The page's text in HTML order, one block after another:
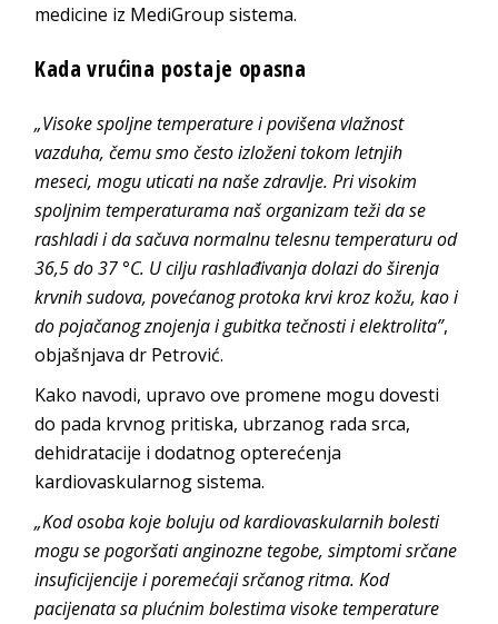
medicine iz MediGroup sistema.
Kada vrućina postaje opasna
„Visoke spoljne temperature i povišena vlažnost
vazduha, čemu smo često izloženi tokom letnjih
meseci, mogu uticati na naše zdravlje. Pri visokim
spoljnim temperaturama naš organizam teži da se
rashladi i da sačuva normalnu telesnu temperaturu od
36,5 do 37 °C. U cilju rashlađivanja dolazi do širenja
krvnih sudova, povećanog protoka krvi kroz kožu, kao i
do pojačanog znojenja i gubitka tečnosti i elektrolita”,
objašnjava dr Petrović.
Kako navodi, upravo ove promene mogu dovesti
do pada krvnog pritiska, ubrzanog rada srca,
dehidratacije i dodatnog opterećenja
kardiovaskularnog sistema.
„Kod osoba koje boluju od kardiovaskularnih bolesti
mogu se pogoršati anginozne tegobe, simptomi srčane
insuficijencije i poremećaji srčanog ritma. Kod
pacijenata sa plućnim bolestima visoke temperature